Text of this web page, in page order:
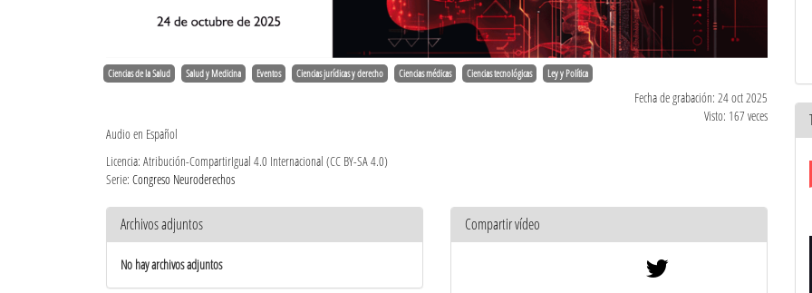
Ciencias de la Salud Salud y Medicina Eventos Ciencias jurídicas y derecho Ciencias médicas Ciencias tecnológicas Ley y Política
Fecha de grabación: 24 oct 2025
Visto: 167 veces
Audio en Español
Licencia: Atribución-CompartirIgual 4.0 Internacional (CC BY-SA 4.0)
Serie: Congreso Neuroderechos
Archivos adjuntos
No hay archivos adjuntos
Compartir vídeo